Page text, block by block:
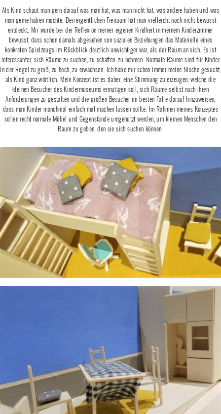
Als Kind schaut man gern darauf was man hat, was man nicht hat, was andere haben und was
man gerne haben möchte. Den eigentlichen Freiraum hat man vielleicht noch nicht bewusst
entdeckt. Mir wurde bei der Reflexion meiner eigenen Kindheit in meinem Kinderzimmer
bewusst, dass schon damals abgesehen von sozialen Beziehungen das Materielle eines
konkreten Spielzeugs im Rückblick deutlich unwichtiger war, als der Raum an sich. Es ist
interessanter, sich Räume zu suchen, zu schaffen, zu nehmen. Normale Räume sind für Kinder
in der Regel zu groß, zu hoch, zu erwachsen. Ich habe mir schon immer meine Nische gesucht,
als Kind ganz wörtlich. Mein Konzept ist es daher, eine Stimmung zu erzeugen, welche die
kleinen Besucher des Kindermuseums ermutigen soll, sich Räume selbst nach ihren
Anforderungen zu gestalten und die großen Besucher im besten Falle darauf hinzuweisen,
dass man Kinder manchmal einfach mal machen lassen sollte. Im Rahmen meines Konzeptes
sollen recht normale Möbel und Gegenstände umgenutzt werden, um kleinen Menschen den
Raum zu geben, den sie sich suchen können.